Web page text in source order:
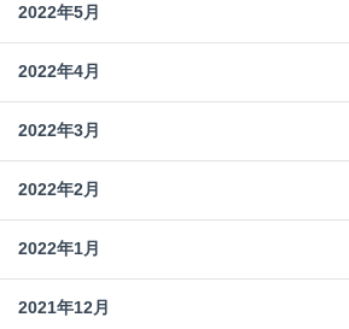
2022年5月
2022年4月
2022年3月
2022年2月
2022年1月
2021年12月